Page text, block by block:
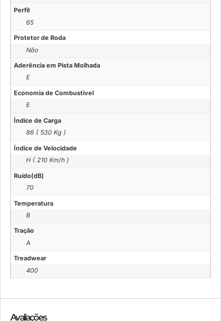
Perfil
65
Protetor de Roda
Não
Aderência em Pista Molhada
E
Economia de Combustível
E
Índice de Carga
86 ( 530 Kg )
Índice de Velocidade
H ( 210 Km/h )
Ruído(dB)
70
Temperatura
B
Tração
A
Treadwear
400
Avaliações